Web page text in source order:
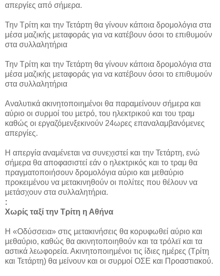
απεργίες από σήμερα.
Την Τρίτη και την Τετάρτη θα γίνουν κάποια δρομολόγια στα
μέσα μαζικής μεταφοράς για να κατέβουν όσοι το επιθυμούν
στα συλλαλητήρια
Την Τρίτη και την Τετάρτη θα γίνουν κάποια δρομολόγια στα
μέσα μαζικής μεταφοράς για να κατέβουν όσοι το επιθυμούν
στα συλλαλητήρια
Αναλυτικά ακινητοποιημένοι θα παραμείνουν σήμερα και
αύριο οι συρμοί του μετρό, του ηλεκτρικού και του τραμ
καθώς οι εργαζόμενξεκινούν 24ωρες επαναλαμβανόμενες
απεργίες.
Η απεργία αναμένεται να συνεχιστεί και την Τετάρτη, ενώ
σήμερα θα αποφασιστεί εάν ο ηλεκτρικός και το τραμ θα
πραγματοποιήσουν δρομολόγια αύριο και μεθαύριο
προκειμένου να μετακινηθούν οι πολίτες που θέλουν να
μετάσχουν στα συλλαλητήρια.
:
Χωρίς ταξί την Τρίτη η Αθήνα
Η «Οδύσσεια» στις μετακινήσεις θα κορυφωθεί αύριο και
μεθαύριο, καθώς θα ακινητοποιηθούν και τα τρόλεϊ και τα
αστικά λεωφορεία. Ακινητοποιημένοι τις ίδιες ημέρες (Τρίτη
και Τετάρτη) θα μείνουν και οι συρμοί ΟΣΕ και Προαστιακού.